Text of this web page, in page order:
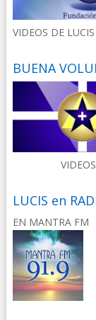
VIDEOS DE LUCIS
BUENA
LUCIS en
EN MANTRA FM